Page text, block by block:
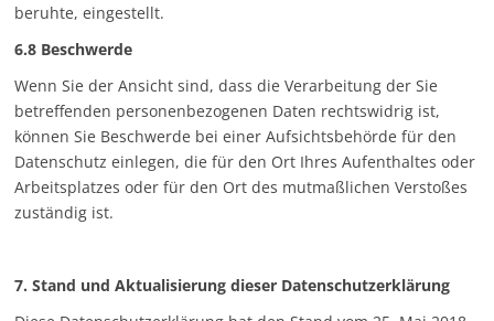
beruhte, eingestellt.
6.8 Beschwerde
Wenn Sie der Ansicht sind, dass die Verarbeitung der Sie
betreffenden personenbezogenen Daten rechtswidrig ist,
können Sie Beschwerde bei einer Aufsichtsbehörde für den
Datenschutz einlegen, die für den Ort Ihres Aufenthaltes oder
Arbeitsplatzes oder für den Ort des mutmaßlichen Verstoßes
zuständig ist.
7. Stand und Aktualisierung dieser Datenschutzerklärung